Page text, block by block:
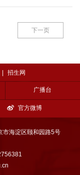
下一页
招生网
广播台
官方微博
市海淀区颐和园路5号